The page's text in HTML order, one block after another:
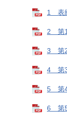
1 表
2 第1
3 第2
4 第3
5 第4
6 第5